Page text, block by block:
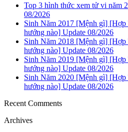
Top 3 hình thức xem tử vi năm
08/2026
Sinh Năm 2017 [Mệnh gì]
hướng nào] Update 08/2026
Sinh Năm 2018 [Mệnh gì]
hướng nào] Update 08/2026
Sinh Năm 2019 [Mệnh gì]
hướng nào] Update 08/2026
Sinh Năm 2020 [Mệnh gì]
hướng nào] Update 08/2026
Recent Comments
Archives